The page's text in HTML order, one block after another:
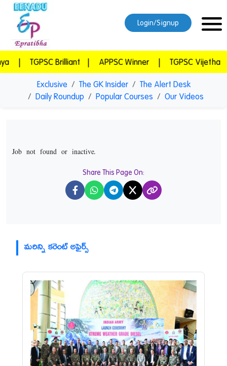
Exclusive The GK Insider
The Alert Desk
Daily Roundup
Popular Courses Our Videos
Job not found or inactive.
Share This Page On:
X
మరిన్ని కరెంట్ అఫైర్స్
Login/Signup
Brilliant | APPSC Winner | TGPSC Vijetha | TGPSC